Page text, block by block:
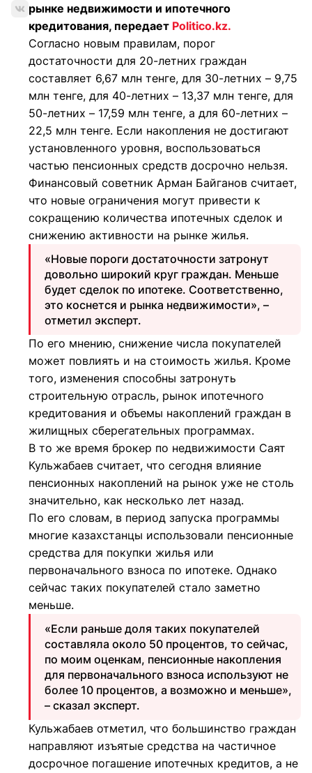
рынке недвижимости и ипотечного
кредитования, передает Politico.kz.
Согласно новым правилам, порог
достаточности для 20-летних граждан
составляет 6,67 млн тенге, для 30-летних – 9,75
млн тенге, для 40-летних – 13,37 млн тенге, для
50-летних – 17,59 млн тенге, а для 60-летних –
22,5 млн тенге. Если накопления не достигают
установленного уровня, воспользоваться
частью пенсионных средств досрочно нельзя.
Финансовый советник Арман Байганов считает,
что новые ограничения могут привести к
сокращению количества ипотечных сделок и
снижению активности на рынке жилья.
«Новые пороги достаточности затронут
довольно широкий круг граждан. Меньше
будет сделок по ипотеке. Соответственно,
это коснется и рынка недвижимости», –
отметил эксперт.
По его мнению, снижение числа покупателей
может повлиять и на стоимость жилья. Кроме
того, изменения способны затронуть
строительную отрасль, рынок ипотечного
кредитования и объемы накоплений граждан в
жилищных сберегательных программах.
В то же время брокер по недвижимости Саят
Кульжабаев считает, что сегодня влияние
пенсионных накоплений на рынок уже не столь
значительно, как несколько лет назад.
По его словам, в период запуска программы
многие казахстанцы использовали пенсионные
средства для покупки жилья или
первоначального взноса по ипотеке. Однако
сейчас таких покупателей стало заметно
меньше.
«Если раньше доля таких покупателей
составляла около 50 процентов, то сейчас,
по моим оценкам, пенсионные накопления
для первоначального взноса используют не
более 10 процентов, а возможно и меньше»,
– сказал эксперт.
Кульжабаев отметил, что большинство граждан
направляют изъятые средства на частичное
досрочное погашение ипотечных кредитов, а не